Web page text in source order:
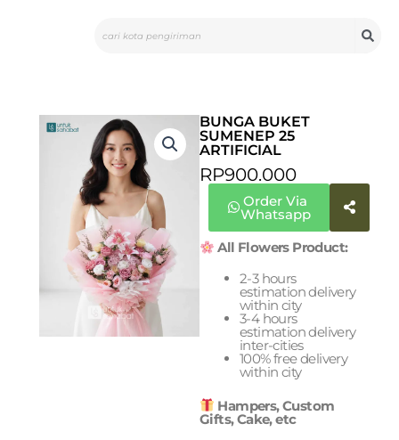
BUNGA BUKET
SUMENEP 25
ARTIFICIAL
RP900.000
Order Via
Whatsapp
All Flowers Product:
2-3 hours
estimation delivery
within city
3-4 hours
estimation delivery
inter-cities
100% free delivery
within city
Hampers, Custom
Gifts, Cake, etc